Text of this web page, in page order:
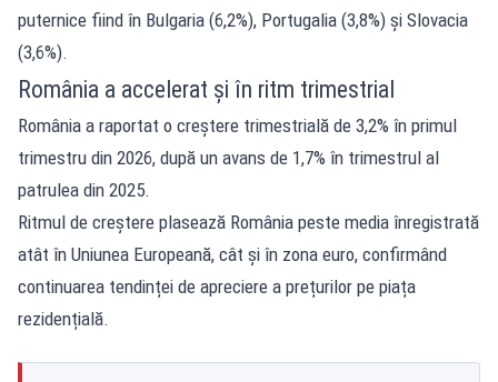
puternice fiind în Bulgaria (6,2%), Portugalia (3,8%) și Slovacia
(3,6%).
România a accelerat și în ritm trimestrial
România a raportat o creștere trimestrială de 3,2% în primul
trimestru din 2026, după un avans de 1,7% în trimestrul al
patrulea din 2025.
Ritmul de creștere plasează România peste media înregistrată
atât în Uniunea Europeană, cât și în zona euro, confirmând
continuarea tendinței de apreciere a prețurilor pe piața
rezidențială.